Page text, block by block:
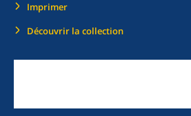
Imprimer
Découvrir la collection